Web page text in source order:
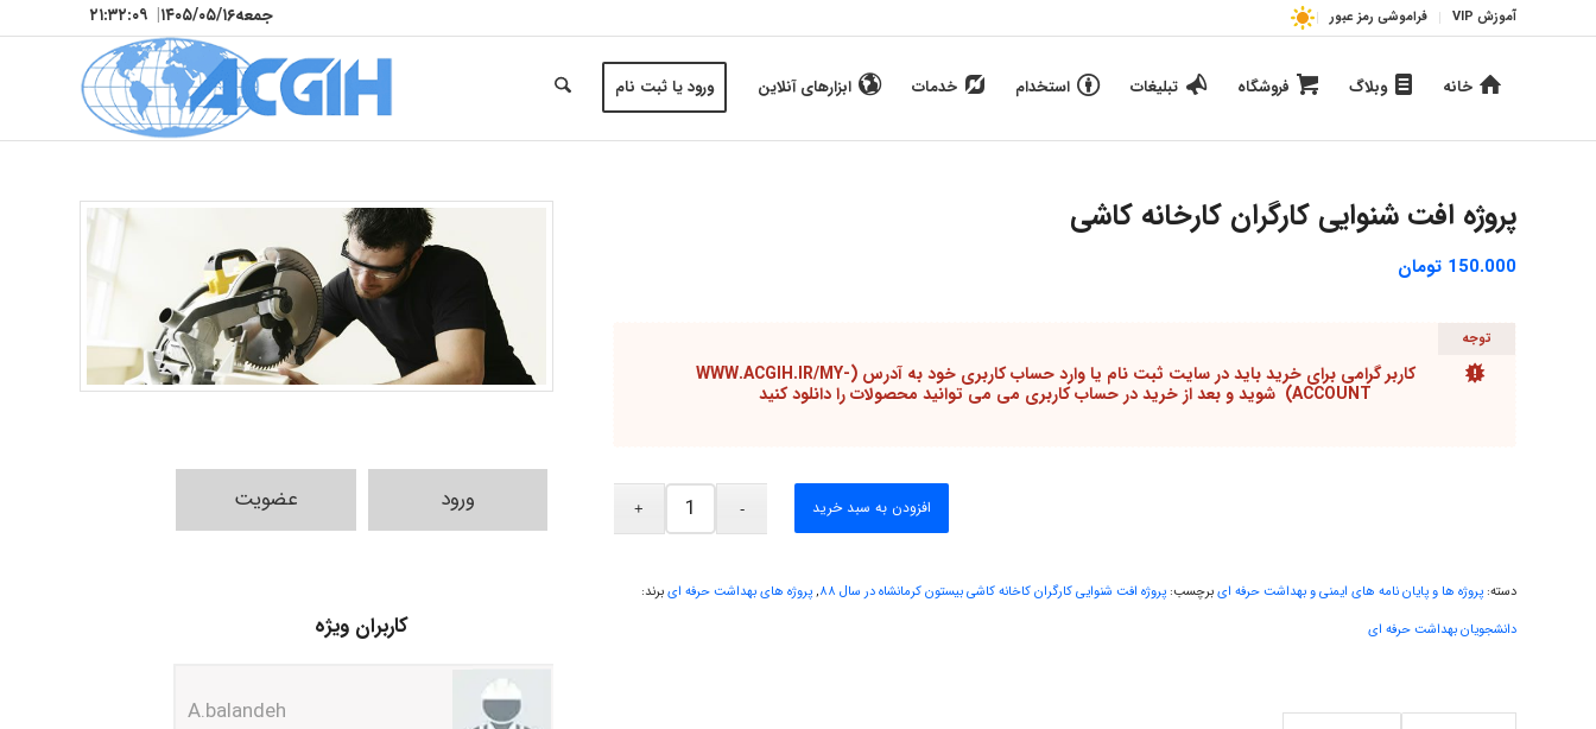
آموزش VIP فراموشی رمز عبور جمعه۱۴۰۵/۰۵/۱۶| ۲۱:۳۲:۱۰
خانه وبلاگ فروشگاه تبلیغات استخدام خدمات ابزارهای آنلاین ورود یا ثبت نام
ورود عضویت
کاربران ویژه
پروژه افت شنوایی کارگران کارخانه کاشی
150.000 تومان
توجه
کاربر گرامی برای خرید باید در سایت ثبت نام یا وارد حساب کاربری خود به آدرس (WWW.ACGIH.IR/MY-
ACCOUNT) شوید و بعد از خرید در حساب کاربری می می توانید محصولات را دانلود کنید
افزودن به سبد خرید
دسته: پروژه ها و پایان نامه های ایمنی و بهداشت حرفه ایبرچسب: پروژه افت شنوایی کارگران کاخانه کاشی بیستون کرمانشاه در سال ۸۸ ,پروژه های بهداشت حرفه ایبرند:
دانشجویان بهداشت حرفه ای